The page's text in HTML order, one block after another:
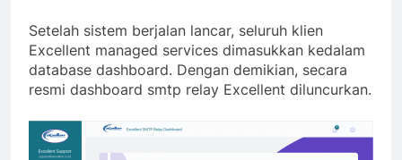
Setelah sistem berjalan lancar, seluruh klien
Excellent managed services dimasukkan kedalam
database dashboard. Dengan demikian, secara
resmi dashboard smtp relay Excellent diluncurkan.